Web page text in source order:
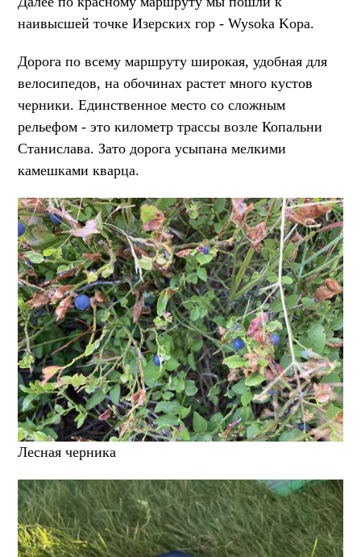
наивысшей точке Изерских гор - Wysoka Kopa.
Дорога по всему маршруту широкая, удобная для
велосипедов, на обочинах растет много кустов
черники. Единственное место со сложным
рельефом - это километр трассы возле Копальни
Станислава. Зато дорога усыпана мелкими
камешками кварца.
Лесная черника